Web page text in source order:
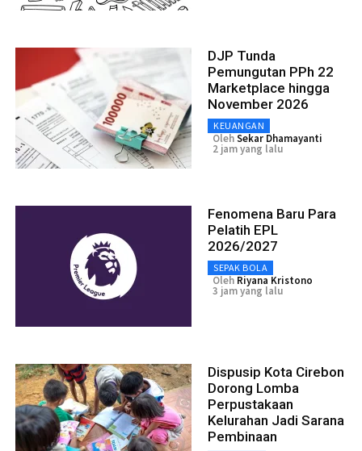
DJP Tunda
Pemungutan PPh 22
Marketplace hingga
November 2026
KEUANGAN
OlehSekar Dhamayanti
2 jam yang lalu
Fenomena Baru Para
Pelatih EPL
2026/2027
SEPAK BOLA
Oleh Riyana Kristono
3 jam yang lalu
Dispusip Kota Cirebon
Dorong Lomba
Perpustakaan
Kelurahan Jadi Sarana
Pembinaan